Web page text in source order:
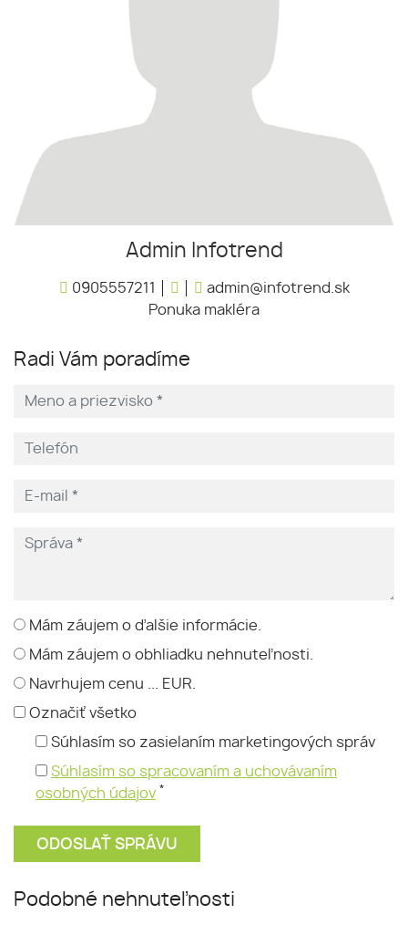
Admin Infotrend
0905557211
admin@infotrend.sk
Ponuka makléra
Radi Vám poradíme
Mám záujem o ďalšie informácie.
Mám záujem o obhliadku nehnuteľnosti.
Navrhujem cenu ... EUR.
Označiť všetko
Súhlasím so zasielaním marketingových správ
Súhlasím so spracovaním a uchovávaním
osobných údajov *
Podobné nehnuteľnosti